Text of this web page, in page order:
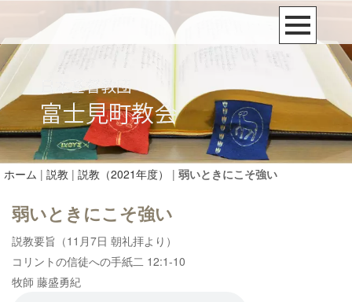
ホーム | 説教 | 説教（2021年度） | 弱いときにこそ強い
弱いときにこそ強い
説教要旨（11月7日 朝礼拝より）
コリントの信徒への手紙二 12:1-10
牧師 藤盛勇紀